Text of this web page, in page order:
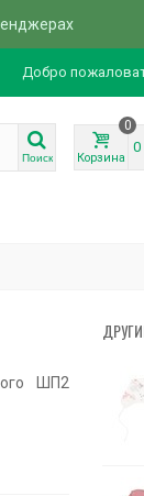
Добро
Поиск Корзина
0
0
ШП2